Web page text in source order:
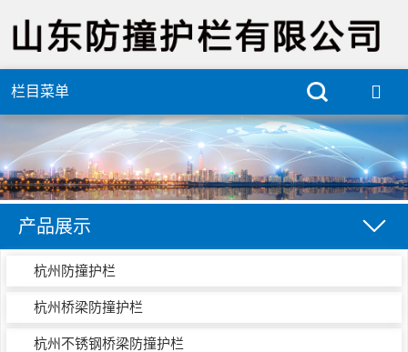
栏目菜单
产品展示
杭州防撞护栏
杭州桥梁防撞护栏
杭州不锈钢桥梁防撞护栏